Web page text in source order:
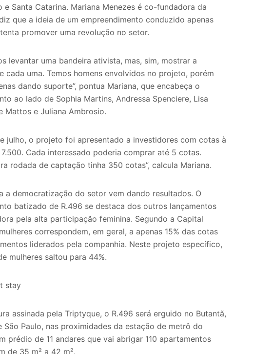
e Santa Catarina. Mariana Menezes é co-fundadora da
que a ideia de um empreendimento conduzido apenas
promover uma revolução no setor.
levantar uma bandeira ativista, mas, sim, mostrar a
cada uma. Temos homens envolvidos no projeto, porém
dando suporte”, pontua Mariana, que encabeça o
ao lado de Sophia Martins, Andressa Spenciere, Lisa
Mattos e Juliana Ambrosio.
julho, o projeto foi apresentado a investidores com cotas à
Cada interessado poderia comprar até 5 cotas.
rodada de captação tinha 350 cotas”, calcula Mariana.
a democratização do setor vem dando resultados. O
batizado de R.496 se destaca dos outros lançamentos
pela alta participação feminina. Segundo a Capital
correspondem, em geral, a apenas 15% das cotas
liderados pela companhia. Neste projeto específico,
mulheres saltou para 44%.
stay
assinada pela Triptyque, o R.496 será erguido no Butantã,
São Paulo, nas proximidades da estação de metrô do
prédio de 11 andares que vai abrigar 110 apartamentos
de 35 m² a 42 m².